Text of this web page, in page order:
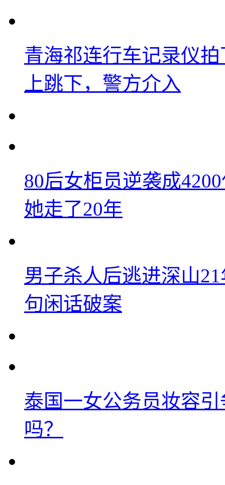
青海祁连行车记录仪
上跳下，警方介入
80后女柜员逆袭成
她走了20年
男子杀人后逃进深山
句闲话破案
泰国一女公务员妆容
吗？